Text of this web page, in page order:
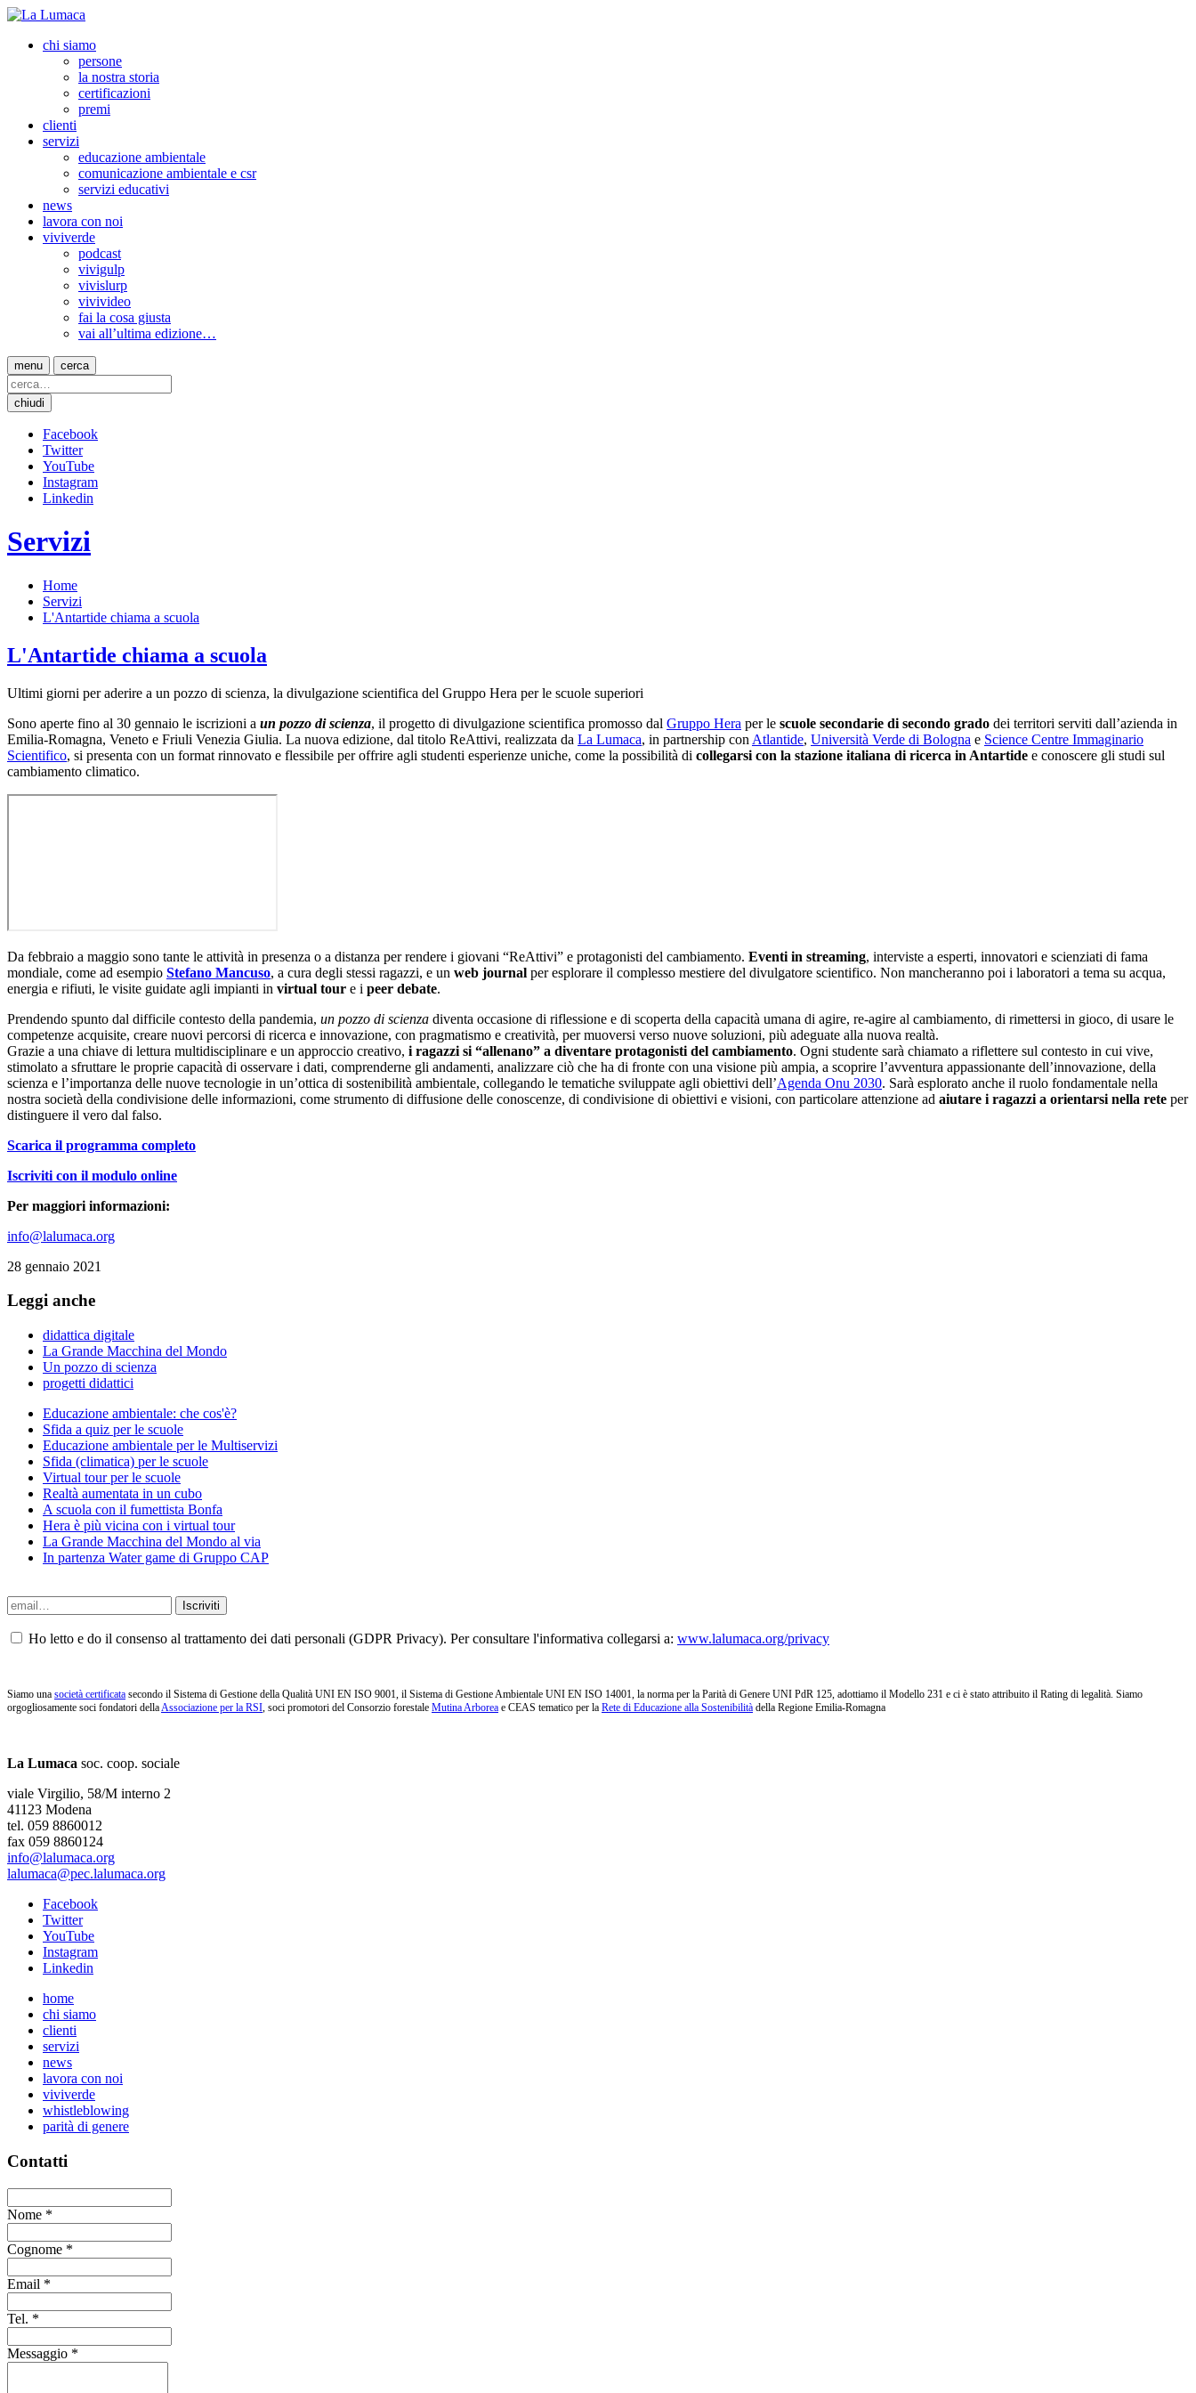
chi siamo
persone
la nostra storia
certificazioni
premi
clienti
servizi
educazione ambientale
comunicazione ambientale e csr
servizi educativi
news
lavora con noi
viviverde
podcast
vivigulp
vivislurp
vivivideo
fai la cosa giusta
vai all’ultima edizione…
menu cerca
chiudi
Facebook
Twitter
YouTube
Instagram
Linkedin
Servizi
Home
Servizi
L'Antartide chiama a scuola
L'Antartide chiama a scuola
Ultimi giorni per aderire a un pozzo di scienza, la divulgazione scientifica del Gruppo Hera per le scuole superiori
Sono aperte fino al 30 gennaio le iscrizioni a un pozzo di scienza, il progetto di divulgazione scientifica promosso dal Gruppo Hera per le scuole secondarie di secondo grado dei territori serviti dall’azienda in
Emilia-Romagna, Veneto e Friuli Venezia Giulia. La nuova edizione, dal titolo ReAttivi, realizzata da La Lumaca, in partnership con Atlantide, Università Verde di Bologna e Science Centre Immaginario
Scientifico, si presenta con un format rinnovato e flessibile per offrire agli studenti esperienze uniche, come la possibilità di collegarsi con la stazione italiana di ricerca in Antartide e conoscere gli studi sul
cambiamento climatico.
Da febbraio a maggio sono tante le attività in presenza o a distanza per rendere i giovani “ReAttivi” e protagonisti del cambiamento. Eventi in streaming, interviste a esperti, innovatori e scienziati di fama
mondiale, come ad esempio Stefano Mancuso, a cura degli stessi ragazzi, e un web journal per esplorare il complesso mestiere del divulgatore scientifico. Non mancheranno poi i laboratori a tema su acqua,
energia e rifiuti, le visite guidate agli impianti in virtual tour e i peer debate.
Prendendo spunto dal difficile contesto della pandemia, un pozzo di scienza diventa occasione di riflessione e di scoperta della capacità umana di agire, re-agire al cambiamento, di rimettersi in gioco, di usare le
competenze acquisite, creare nuovi percorsi di ricerca e innovazione, con pragmatismo e creatività, per muoversi verso nuove soluzioni, più adeguate alla nuova realtà.
Grazie a una chiave di lettura multidisciplinare e un approccio creativo, i ragazzi si “allenano” a diventare protagonisti del cambiamento. Ogni studente sarà chiamato a riflettere sul contesto in cui vive,
stimolato a sfruttare le proprie capacità di osservare i dati, comprenderne gli andamenti, analizzare ciò che ha di fronte con una visione più ampia, a scoprire l’avventura appassionante dell’innovazione, della
scienza e l’importanza delle nuove tecnologie in un’ottica di sostenibilità ambientale, collegando le tematiche sviluppate agli obiettivi dell’Agenda Onu 2030. Sarà esplorato anche il ruolo fondamentale nella
nostra società della condivisione delle informazioni, come strumento di diffusione delle conoscenze, di condivisione di obiettivi e visioni, con particolare attenzione ad aiutare i ragazzi a orientarsi nella rete per
distinguere il vero dal falso.
Scarica il programma completo
Iscriviti con il modulo online
Per maggiori informazioni:
info@lalumaca.org
28 gennaio 2021
Leggi anche
didattica digitale
La Grande Macchina del Mondo
Un pozzo di scienza
progetti didattici
Educazione ambientale: che cos'è?
Sfida a quiz per le scuole
Educazione ambientale per le Multiservizi
Sfida (climatica) per le scuole
Virtual tour per le scuole
Realtà aumentata in un cubo
A scuola con il fumettista Bonfa
Hera è più vicina con i virtual tour
La Grande Macchina del Mondo al via
In partenza Water game di Gruppo CAP
Ho letto e do il consenso al trattamento dei dati personali (GDPR Privacy). Per consultare l'informativa collegarsi a: www.lalumaca.org/privacy
Siamo una società certificata secondo il Sistema di Gestione della Qualità UNI EN ISO 9001, il Sistema di Gestione Ambientale UNI EN ISO 14001, la norma per la Parità di Genere UNI PdR 125, adottiamo il Modello 231 e ci è stato attribuito il Rating di legalità. Siamo
orgogliosamente soci fondatori dellaAssociazione per la RSI, soci promotori del Consorzio forestale Mutina Arborea e CEAS tematico per la Rete di Educazione alla Sostenibilità della Regione Emilia-Romagna
La Lumaca soc. coop. sociale
viale Virgilio, 58/M interno 2
41123 Modena
tel. 059 8860012
fax 059 8860124
info@lalumaca.org
lalumaca@pec.lalumaca.org
Facebook
Twitter
YouTube
Instagram
Linkedin
home
chi siamo
clienti
servizi
news
lavora con noi
viviverde
whistleblowing
parità di genere
Contatti
Nome *
Cognome *
Email *
Tel. *
Messaggio *